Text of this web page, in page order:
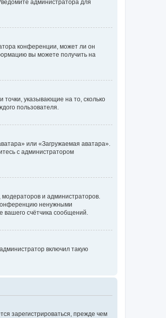
администратора для
конференции, может ли он
вы можете получить на
точки, указывающие на то, сколько
пользователя.
или «Загружаемая аватара».
с администратором
и администраторов.
ненужными
вашего счётчика сообщений.
включил такую
зарегистрироваться, прежде чем